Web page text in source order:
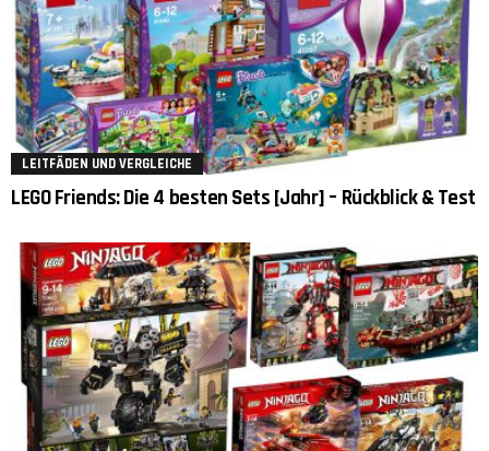
LEITFÄDEN UND VERGLEICHE
LEGO Friends: Die 4 besten Sets [Jahr] – Rückblick & Test